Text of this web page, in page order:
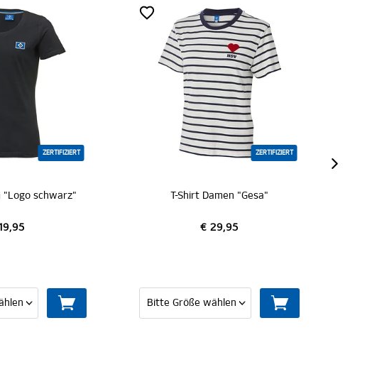
ZERTIFIZIERT
T-Shirt Damen "Gesa"